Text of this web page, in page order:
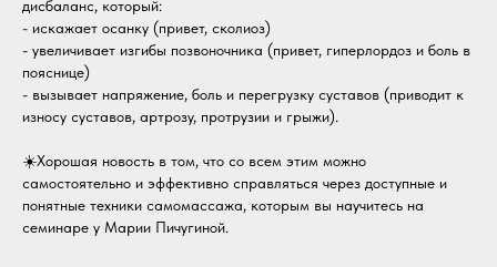
дисбаланс, который:
- искажает осанку (привет, сколиоз)
- увеличивает изгибы позвоночника (привет, гиперлордоз и боль в
пояснице)
- вызывает напряжение, боль и перегрузку суставов (приводит к
износу суставов, артрозу, протрузии и грыжи).
☀️Хорошая новость в том, что со всем этим можно
самостоятельно и эффективно справляться через доступные и
понятные техники самомассажа, которым вы научитесь на
семинаре у Марии Пичугиной.